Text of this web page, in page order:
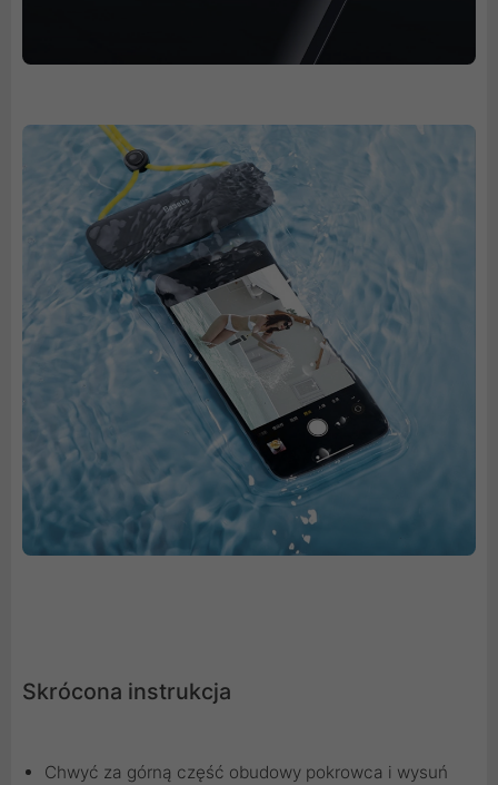
Skrócona instrukcja
Chwyć za górną część obudowy pokrowca i wysuń